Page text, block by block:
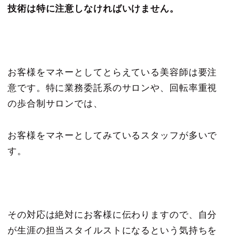
技術は特に注意しなければいけません。
お客様をマネーとしてとらえている美容師は要注
意です。特に業務委託系のサロンや、回転率重視
の歩合制サロンでは、
お客様をマネーとしてみているスタッフが多いで
す。
その対応は絶対にお客様に伝わりますので、自分
が生涯の担当スタイルストになるという気持ちを